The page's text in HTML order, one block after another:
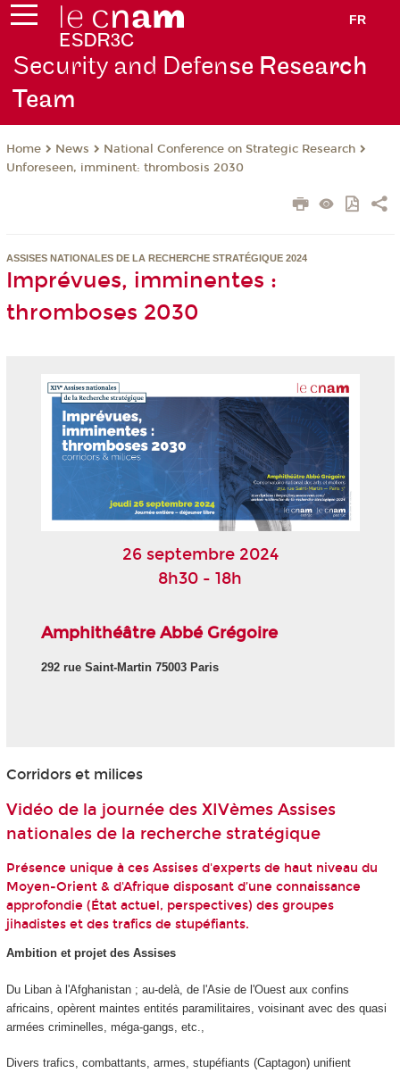
FR
Security and Defense Research
Team
Home News
National Conference on Strategic Research
Unforeseen, imminent: thrombosis 2030
ASSISES NATIONALES DE LA RECHERCHE STRATÉGIQUE 2024
Imprévues, imminentes :
thromboses 2030
26 septembre 2024
8h30 - 18h
Amphithéâtre Abbé Grégoire
292 rue Saint-Martin 75003 Paris
Corridors et milices
Vidéo de la journée des XIVèmes Assises
nationales de la recherche stratégique
Présence unique à ces Assises d'experts de haut niveau du
Moyen-Orient & d'Afrique disposant d’une connaissance
approfondie (État actuel, perspectives) des groupes
jihadistes et des trafics de stupéfiants.
Ambition et projet des Assises
Du Liban à l'Afghanistan ; au-delà, de l'Asie de l'Ouest aux confins
africains, opèrent maintes en­tités paramilitaires, voisinant avec des quasi
armées criminelles, méga-gangs, etc.,
Divers trafics, combattants, armes, stupéfiants (Captagon) unifient